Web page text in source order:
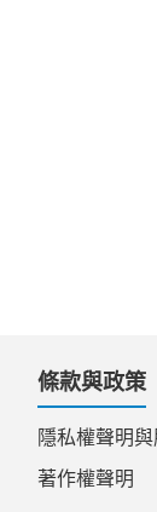
條款與政策
隱私權聲明
著作權聲明